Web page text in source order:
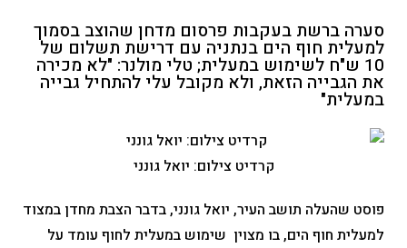
סערה ברשת בעקבות פרסום מדחן שהוצב בסמוך
למעלית חוף הים בנתניה עם דרישת תשלום של
10 ש"ח לשימוש במעלית; טלי מולנר: "לא מכירה
את הגבייה הזאת, ולא מקובל עלי להתחיל גבייה
במעלית"
קרדיט צילום: יואל גונני
פוסט שהעלה תושב העיר, יואל גונני, בדבר הצבת מחדן במצוד
למעלית חוף הים, בו מצוין שימוש במעלית לחוף עומד על